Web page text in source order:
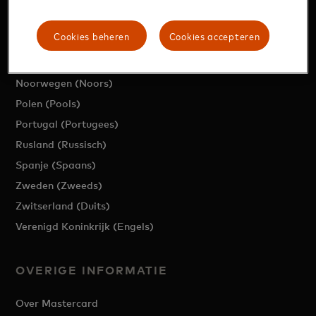
Italie (Italiaan)
Luxemburg (Frans)
Noorwegen (Noors)
Polen (Pools)
Portugal (Portugees)
Rusland (Russisch)
Spanje (Spaans)
Zweden (Zweeds)
Zwitserland (Duits)
Verenigd Koninkrijk (Engels)
OVERIGE INFORMATIE
Over Mastercard
Cookies accepteren
Cookies beheren